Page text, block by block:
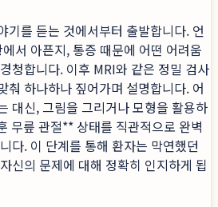
기를 듣는 것에서부터 출발합니다. 언
서 아픈지, 통증 때문에 어떤 어려움
청합니다. 이후 MRI와 같은 정밀 검사
춰 하나하나 짚어가며 설명합니다. 어
대신, 그림을 그리거나 모형을 활용하
무릎 관절** 상태를 직관적으로 완벽
다. 이 단계를 통해 환자는 막연했던
신의 문제에 대해 정확히 인지하게 됩